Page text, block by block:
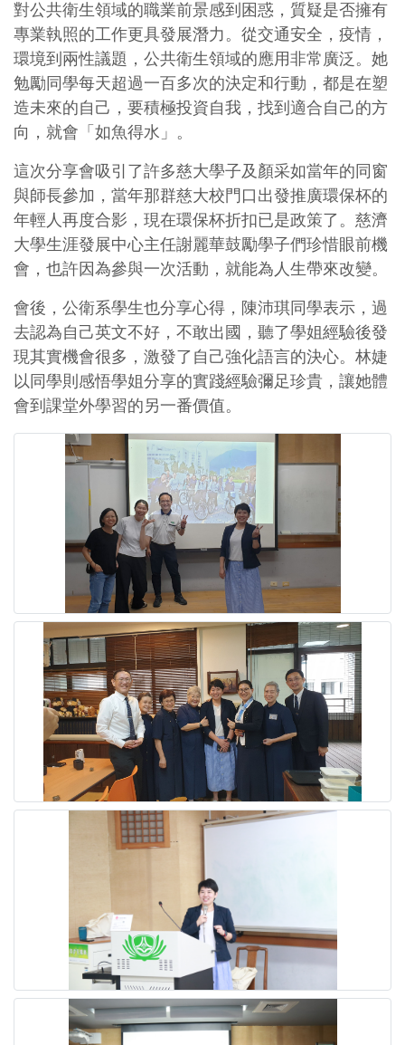
對公共衛生領域的職業前景感到困惑，質疑是否擁有
專業執照的工作更具發展潛力。從交通安全，疫情，
環境到兩性議題，公共衛生領域的應用非常廣泛。她
勉勵同學每天超過一百多次的決定和行動，都是在塑
造未來的自己，要積極投資自我，找到適合自己的方
向，就會「如魚得水」。
這次分享會吸引了許多慈大學子及顏采如當年的同窗
與師長參加，當年那群慈大校門口出發推廣環保杯的
年輕人再度合影，現在環保杯折扣已是政策了。慈濟
大學生涯發展中心主任謝麗華鼓勵學子們珍惜眼前機
會，也許因為參與一次活動，就能為人生帶來改變。
會後，公衛系學生也分享心得，陳沛琪同學表示，過
去認為自己英文不好，不敢出國，聽了學姐經驗後發
現其實機會很多，激發了自己強化語言的決心。林婕
以同學則感悟學姐分享的實踐經驗彌足珍貴，讓她體
會到課堂外學習的另一番價值。